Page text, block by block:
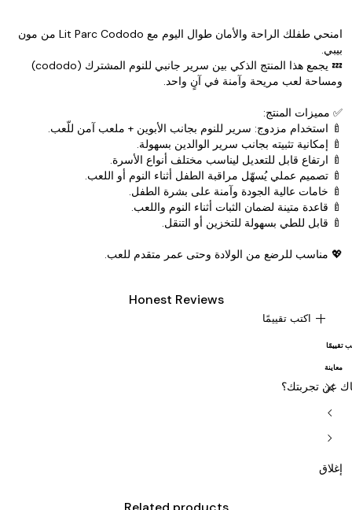
امنحي طفلك الراحة والأمان طوال اليوم مع Lit Parc Cododo من مون
بيبي.
💤 يجمع هذا المنتج الذكي بين سرير جانبي للنوم المشترك (cododo)
ومساحة لعب مريحة وآمنة في آنٍ واحد.
✅ مميزات المنتج:
🍼 استخدام مزدوج: سرير للنوم بجانب الأبوين + ملعب آمن للّعب.
🍼 إمكانية تثبيته بجانب سرير الوالدين بسهولة.
🍼 ارتفاع قابل للتعديل ليناسب مختلف أنواع الأسرة.
🍼 تصميم عملي يُسهّل مراقبة الطفل أثناء النوم أو اللعب.
🍼 خامات عالية الجودة وآمنة على بشرة الطفل.
🍼 قاعدة متينة لضمان الثبات أثناء النوم واللعب.
🍼 قابل للطي بسهولة للتخزين أو التنقل.
💖 مناسب للرضع من الولادة وحتى عمر متقدم للعب.
Honest Reviews
add اكتب تقييمًا
تقييمًا
عن تجربتك؟
معاينة
close
chevron_left
chevron_right
إغلاق